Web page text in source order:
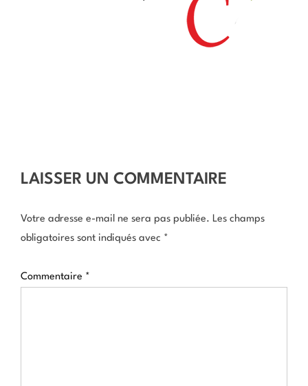
LAISSER UN COMMENTAIRE
Votre adresse e-mail ne sera pas publiée. Les champs
obligatoires sont indiqués avec *
Commentaire *